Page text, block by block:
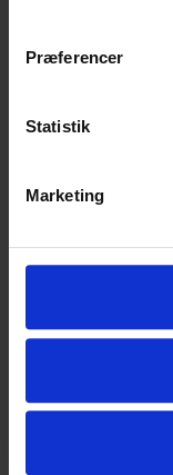
Præferencer
Statistik
Marketing